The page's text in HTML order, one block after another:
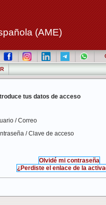
(AME)
tus datos de acceso
/ Correo
/ Clave de acceso
Olvidé mi contraseña
¿Perdiste el enlace de la